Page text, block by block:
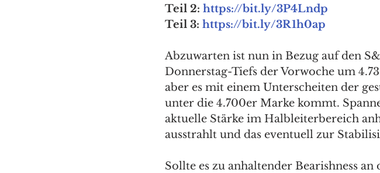
Teil 2: https://bit.ly/3P4Lndp
Teil 3: https://bit.ly/3R1h0ap
Abzuwarten ist nun in Bezug auf den
Donnerstag-Tiefs der Vorwoche um
aber es mit einem Unterscheiten der
unter die 4.700er Marke kommt.
aktuelle Stärke im Halbleiterbereich
ausstrahlt und das eventuell zur
Sollte es zu anhaltender Bearishness